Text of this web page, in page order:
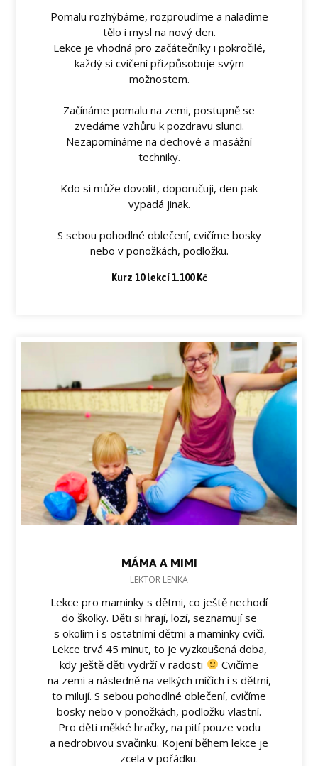
Pomalu rozhýbáme, rozproudíme a naladíme
tělo i mysl na nový den.
Lekce je vhodná pro začátečníky i pokročilé,
každý si cvičení přizpůsobuje svým
možnostem.
Začínáme pomalu na zemi, postupně se
zvedáme vzhůru k pozdravu slunci.
Nezapomínáme na dechové a masážní
techniky.
Kdo si může dovolit, doporučuji, den pak
vypadá jinak.
S sebou pohodlné oblečení, cvičíme bosky
nebo v ponožkách, podložku.
Kurz 10 lekcí 1.100 Kč
MÁMA A MIMI
LEKTOR LENKA
Lekce pro maminky s dětmi, co ještě nechodí
do školky. Děti si hrají, lozí, seznamují se
s okolím i s ostatními dětmi a maminky cvičí.
Lekce trvá 45 minut, to je vyzkoušená doba,
kdy ještě děti vydrží v radosti
Cvičíme
na zemi a následně na velkých míčích i s dětmi,
to milují. S sebou pohodlné oblečení, cvičíme
bosky nebo v ponožkách, podložku vlastní.
Pro děti měkké hračky, na pití pouze vodu
a nedrobivou svačinku. Kojení během lekce je
zcela v pořádku.